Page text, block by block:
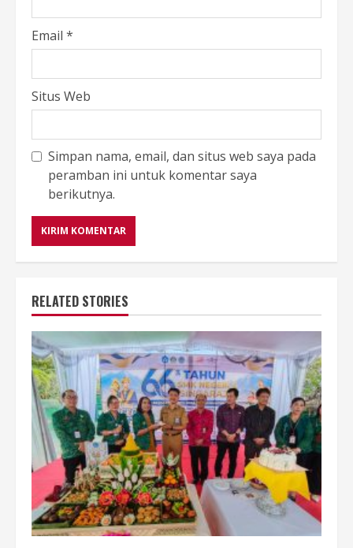
Email *
Situs Web
Simpan nama, email, dan situs web saya pada
peramban ini untuk komentar saya
berikutnya.
RELATED STORIES